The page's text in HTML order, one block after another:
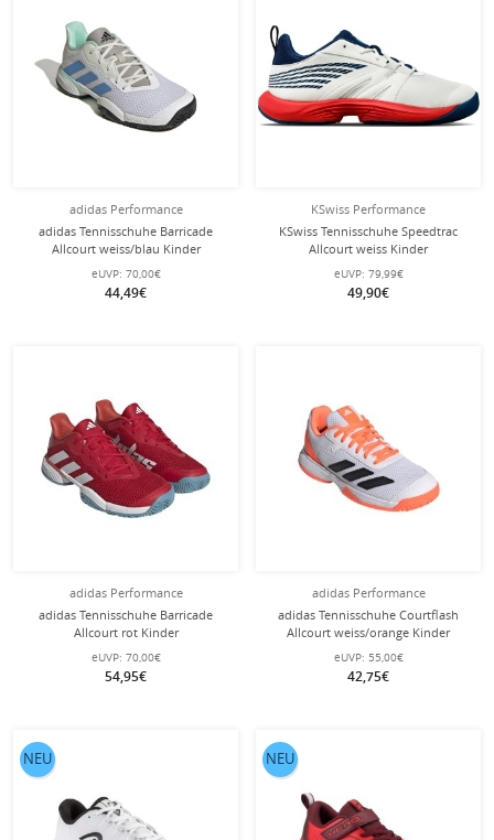
adidas Performance
adidas Tennisschuhe Barricade
Allcourt weiss/blau Kinder
eUVP: 70,00€
44,49€
KSwiss Performance
KSwiss Tennisschuhe Speedtrac
Allcourt weiss Kinder
eUVP: 79,99€
49,90€
adidas Performance
adidas Tennisschuhe Barricade
Allcourt rot Kinder
eUVP: 70,00€
54,95€
adidas Performance
adidas Tennisschuhe Courtflash
Allcourt weiss/orange Kinder
eUVP: 55,00€
42,75€
NEU NEU